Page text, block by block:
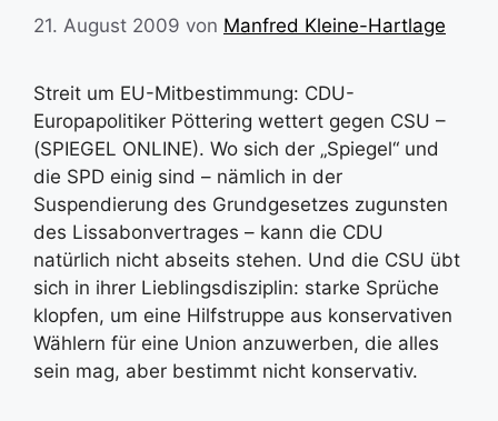
21. August 2009 von Manfred Kleine-Hartlage
Streit um EU-Mitbestimmung: CDU-
Europapolitiker Pöttering wettert gegen CSU –
(SPIEGEL ONLINE). Wo sich der „Spiegel“ und
die SPD einig sind – nämlich in der
Suspendierung des Grundgesetzes zugunsten
des Lissabonvertrages – kann die CDU
natürlich nicht abseits stehen. Und die CSU übt
sich in ihrer Lieblingsdisziplin: starke Sprüche
klopfen, um eine Hilfstruppe aus konservativen
Wählern für eine Union anzuwerben, die alles
sein mag, aber bestimmt nicht konservativ.